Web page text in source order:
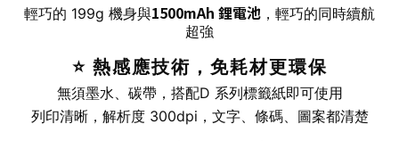
輕巧的 199g 機身與1500mAh 鋰電池 ，輕巧的同時續航
超強
⭐ 熱感應技術，免耗材更環保
無須墨水、碳帶， 搭配D 系列標籤紙即可使用
列印清晰，解析度 300dpi，文字、條碼、圖案都清楚